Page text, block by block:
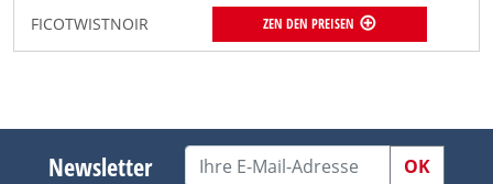
FICOTWISTNOIR ZEN DEN PREISEN
Newsletter OK